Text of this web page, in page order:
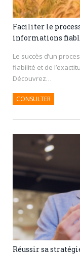
Faciliter le
informations
Le succès d’un
fiabilité et de
Découvrez…
CONSULTER
Réussir sa